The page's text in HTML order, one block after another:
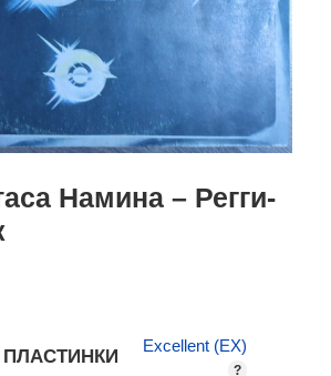
Намина – Регги-
Excellent (EX)